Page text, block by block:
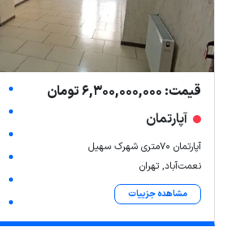
قیمت: 6,300,000,000 تومان
آپارتمان
آپارتمان ۷۰متری شهرک سهیل
نعمت‌آباد, تهران
مشاهده جزییات